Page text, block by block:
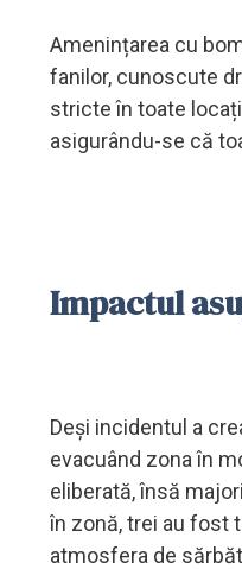
Amenințarea cu
fanilor, cunoscute
stricte în toate
asigurându-se că
Impactul
Deși incidentul a
evacuând zona în
eliberată, însă
în zonă, trei au fost
atmosfera de